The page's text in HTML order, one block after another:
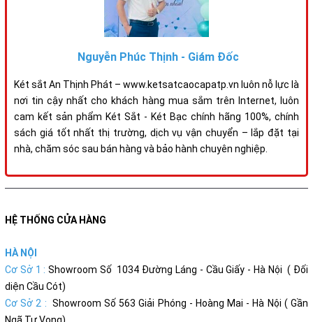
Nguyễn Phúc Thịnh - Giám Đốc
Két sắt An Thịnh Phát – www.ketsatcaocapatp.vn luôn nỗ lực là
nơi tin cậy nhất cho khách hàng mua sắm trên Internet, luôn
cam kết sản phẩm Két Sắt - Két Bạc chính hãng 100%, chính
sách giá tốt nhất thị trường, dịch vụ vận chuyển – lắp đặt tại
nhà, chăm sóc sau bán hàng và bảo hành chuyên nghiệp.
HỆ THỐNG CỬA HÀNG
HÀ NỘI
Cơ Sở 1 : Showroom Số 1034 Đường Láng - Cầu Giấy - Hà Nội ( Đối
diện Cầu Cót)
Cơ Sở 2 : Showroom Số 563 Giải Phóng - Hoàng Mai - Hà Nội ( Gần
Ngã Tư Vọng)